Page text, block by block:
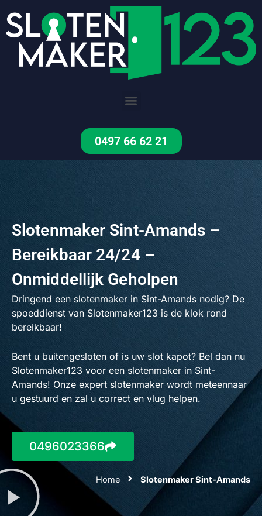
naar
de
inhoud
Menu
0497 66 62 21
Slotenmaker Sint-Amands –
Bereikbaar 24/24 –
Onmiddellijk Geholpen
Dringend een slotenmaker in Sint-Amands nodig? De
spoeddienst van Slotenmaker123 is de klok rond
bereikbaar!
Bent u buitengesloten of is uw slot kapot? Bel dan nu
Slotenmaker123 voor een slotenmaker in Sint-
Amands! Onze expert slotenmaker wordt meteennaar
u gestuurd en zal u correct en vlug helpen.
0496023366
Home Slotenmaker Sint-Amands